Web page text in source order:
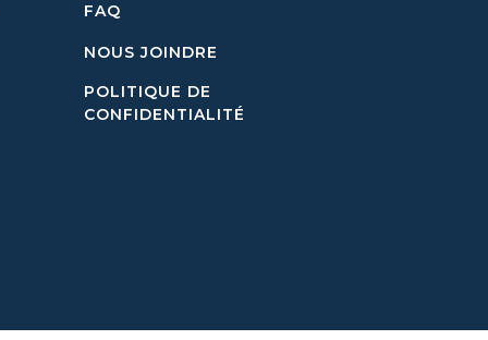
FAQ
NOUS JOINDRE
POLITIQUE DE
CONFIDENTIALITÉ